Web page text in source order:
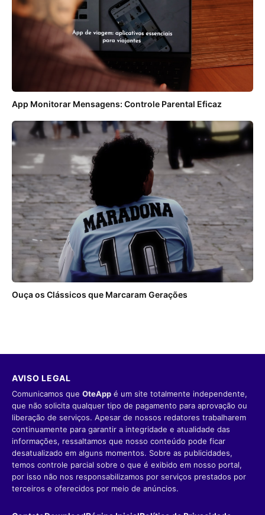
App Monitorar Mensagens: Controle Parental Eficaz
Ouça os Clássicos que Marcaram Gerações
AVISO LEGAL
Comunicamos que OteApp é um site totalmente independente,
que não solicita qualquer tipo de pagamento para aprovação ou
liberação de serviços. Apesar de nossos redatores trabalharem
continuamente para garantir a integridade e atualidade das
informações, ressaltamos que nosso conteúdo pode ficar
desatualizado em alguns momentos. Sobre as publicidades,
temos controle parcial sobre o que é exibido em nosso portal,
por isso não nos responsabilizamos por serviços prestados por
terceiros e oferecidos por meio de anúncios.